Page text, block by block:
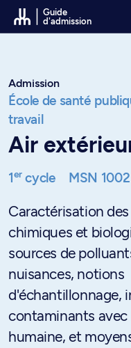
Passer au contenu
Guide
d'admission
Admission
École de santé
travail
Air
1ercycle MSN 1002
Caractérisation
chimiques et
sources de
nuisances, notions
d'échantillonnage,
contaminants avec
humaine, et